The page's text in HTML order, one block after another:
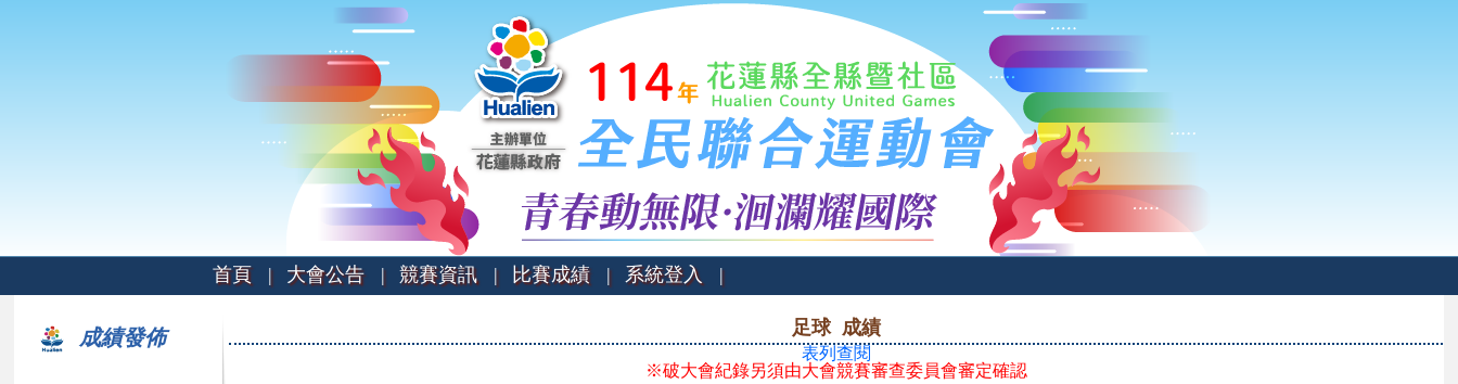
首頁 | 大會公告 | 競賽資訊 | 比賽成績 | 系統登入 |
成績發佈 足球 成績
表列查閱
※破大會紀錄另須由大會競賽審查委員會審定確認